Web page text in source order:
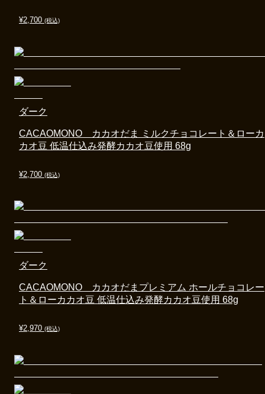
¥2,700 (税込)
¥2,700 (税込)
CACAOMONO カカオだま ミルクチョコレート＆ローカ
カオ豆 低温仕込み発酵カカオ豆使用 68g
ダーク
¥2,970 (税込)
CACAOMONO カカオだまプレミアム ホールチョコレー
ト＆ローカカオ豆 低温仕込み発酵カカオ豆使用 68g
ダーク